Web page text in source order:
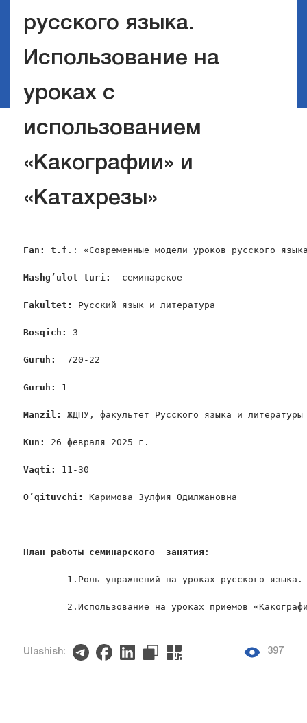
русского языка.
Использование на
уроках с
использованием
«Какографии» и
«Катахрезы»
Fan : t . f .: «Современные модели уроков русского
Mashg ’ ulot turi: семинарское
Fakultet : Русский язык и литература
Bosqich : 3
Guruh : 720-22
Guruh : 1
Manzil : ЖДПУ, факультет Русского языка и литературы
Kun : 26 февраля 2025 г.
Vaqti: 11-30
O’qituvchi: Каримова Зулфия Одилжановна
План работы семинарского  занятия :
1.Роль упражнений на уроках русского языка.
2.Использование на уроках приёмов
Ulashish: 397